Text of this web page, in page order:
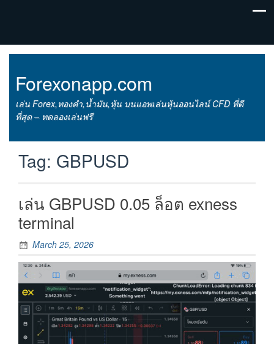
Forexonapp.com
เล่น Forex,ทองคำ,น้ำมัน,หุ้น บนแอพเล่นหุ้นออนไลน์ CFD ที่ดี
ที่สุด – ทดลองเล่นฟรี
Tag: GBPUSD
เล่น GBPUSD 0.05 ล็อต exness
terminal
March 25, 2026